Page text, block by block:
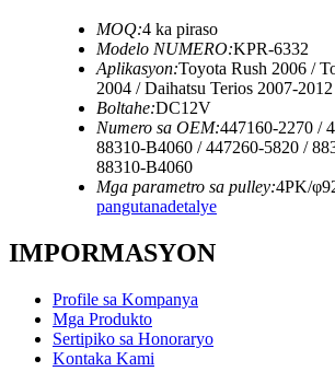
MOQ:4 ka piraso
Modelo NUMERO:KPR-6332
Aplikasyon:Toyota Rush 2006 /
2004 / Daihatsu Terios 2007-
Boltahe:DC12V
Numero sa OEM:447160-2270 /
88310-B4060 / 447260-5820 /
88310-B4060
Mga parametro sa pulley:4PK/
pangutanadetalye
IMPORMASYON
Profile sa Kompanya
Mga Produkto
Sertipiko sa Honoraryo
Kontaka Kami